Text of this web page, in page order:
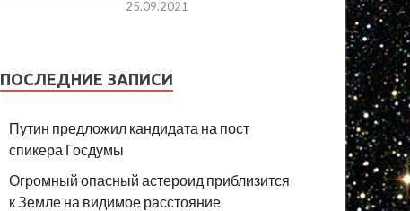
25.09.2021
ПОСЛЕДНИЕ ЗАПИСИ
Путин предложил кандидата на пост
спикера Госдумы
Огромный опасный астероид приблизится
к Земле на видимое расстояние